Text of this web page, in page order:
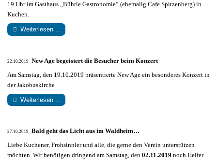
19 Uhr im Gasthaus „Bührle Gastronomie“ (ehemalig Cafe Spitzenberg) in
Kuchen.
Weiterlesen ...
22.10.2019 New Age begeistert die Besucher beim Konzert
Am Samstag, den 19.10.2019 präsentierte New Age ein besonderes Konzert in
der Jakobuskirche
Weiterlesen ...
27.10.2019 Bald geht das Licht aus im Waldheim…
Liebe Kuchener, Frohsinnler und alle, die gerne den Verein unterstützen
möchten. Wir benötigen dringend am Samstag, den 02.11.2019 noch Helfer